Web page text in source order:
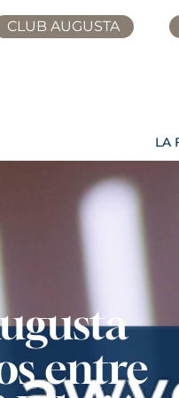
CLUB AUGUSTA
LA
entre